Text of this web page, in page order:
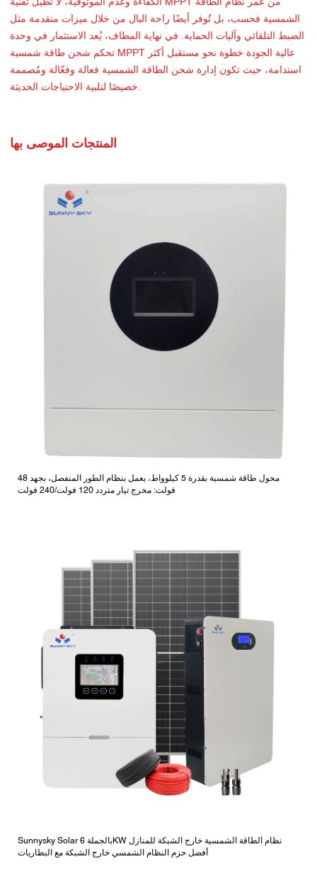
الكفاءة وعدم الموثوقية، لا تُطيل تقنية MPPT من عمر نظام الطاقة
الشمسية فحسب، بل تُوفر أيضًا راحة البال من خلال ميزات متقدمة مثل
الضبط التلقائي وآليات الحماية. في نهاية المطاف، يُعد الاستثمار في وحدة
تحكم شحن طاقة شمسية MPPT عالية الجودة خطوة نحو مستقبل أكثر
استدامة، حيث تكون إدارة شحن الطاقة الشمسية فعالة وفعّالة ومُصممة
خصيصًا لتلبية الاحتياجات الحديثة.
المنتجات الموصى بها
محول طاقة شمسية بقدرة 5 كيلوواط، يعمل بنظام الطور المنفصل، بجهد 48
فولت: مخرج تيار متردد 120 فولت/240 فولت
Sunnysky Solar بالجملة 6KW نظام الطاقة الشمسية خارج الشبكة للمنازل
أفضل حزم النظام الشمسي خارج الشبكة مع البطاريات